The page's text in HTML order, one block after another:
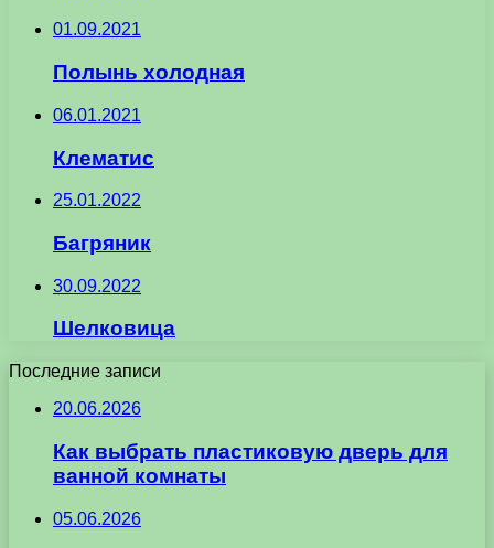
01.09.2021
Полынь холодная
06.01.2021
Клематис
25.01.2022
Багряник
30.09.2022
Шелковица
Последние записи
20.06.2026
Как выбрать пластиковую дверь для
ванной комнаты
05.06.2026